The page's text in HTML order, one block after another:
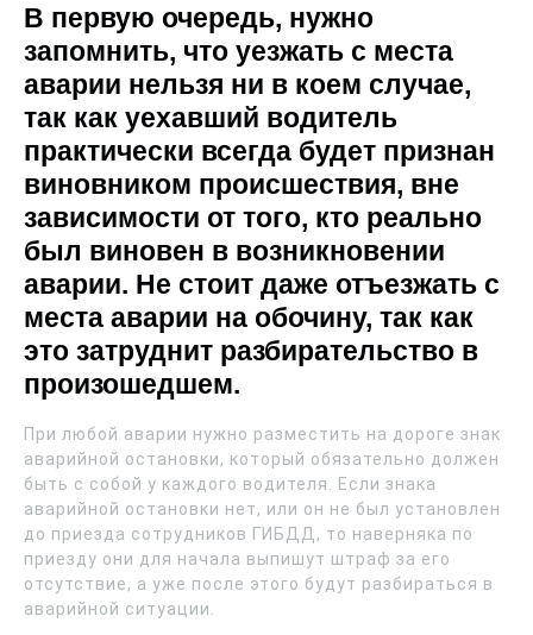
В первую очередь, нужно
запомнить, что уезжать с места
аварии нельзя ни в коем случае,
так как уехавший водитель
практически всегда будет признан
виновником происшествия, вне
зависимости от того, кто реально
был виновен в возникновении
аварии. Не стоит даже отъезжать с
места аварии на обочину, так как
это затруднит разбирательство в
произошедшем.
При любой аварии нужно разместить на дороге знак
аварийной остановки, который обязательно должен
быть с собой у каждого водителя. Если знака
аварийной остановки нет, или он не был установлен
до приезда сотрудников ГИБДД, то наверняка по
приезду они для начала выпишут штраф за его
отсутствие, а уже после этого будут разбираться в
аварийной ситуации.